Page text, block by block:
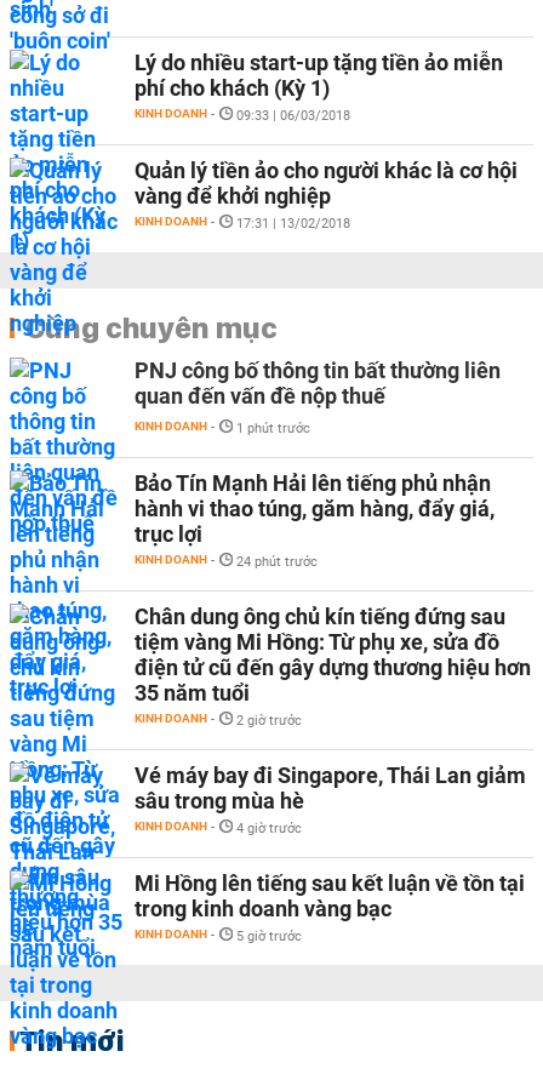
Lý do nhiều start-up tặng tiền ảo miễn
phí cho khách (Kỳ 1)
KINH DOANH - 09:33 | 06/03/2018
Quản lý tiền ảo cho người khác là cơ hội
vàng để khởi nghiệp
KINH DOANH - 17:31 | 13/02/2018
Cùng chuyên mục
PNJ công bố thông tin bất thường liên
quan đến vấn đề nộp thuế
KINH DOANH - 1 phút trước
Bảo Tín Mạnh Hải lên tiếng phủ nhận
hành vi thao túng, găm hàng, đẩy giá,
trục lợi
KINH DOANH - 24 phút trước
Chân dung ông chủ kín tiếng đứng sau
tiệm vàng Mi Hồng: Từ phụ xe, sửa đồ
điện tử cũ đến gây dựng thương hiệu hơn
35 năm tuổi
KINH DOANH - 2 giờ trước
Vé máy bay đi Singapore, Thái Lan giảm
sâu trong mùa hè
KINH DOANH - 4 giờ trước
Mi Hồng lên tiếng sau kết luận về tồn tại
trong kinh doanh vàng bạc
KINH DOANH - 5 giờ trước
Tin mới